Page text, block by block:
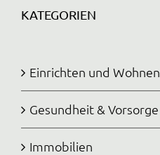
KATEGORIEN
Einrichten und Wohnen
Gesundheit & Vorsorge
Immobilien